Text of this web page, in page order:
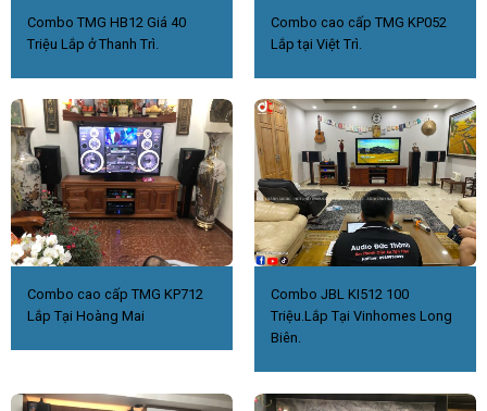
Combo TMG HB12 Giá 40
Triệu Lắp ở Thanh Trì.
Combo cao cấp TMG KP052
Lắp tại Việt Trì.
Combo cao cấp TMG KP712
Lắp Tại Hoàng Mai
Combo JBL KI512 100
Triệu.Lắp Tại Vinhomes Long
Biên.